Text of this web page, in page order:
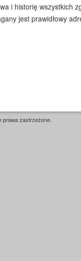
i historię wszystkich
jest prawidłowy
prawa zastrzeżone.